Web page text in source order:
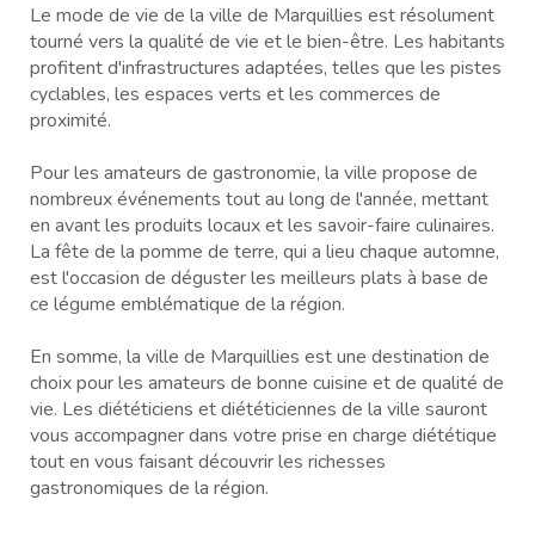
Le mode de vie de la ville de Marquillies est résolument
tourné vers la qualité de vie et le bien-être. Les habitants
profitent d'infrastructures adaptées, telles que les pistes
cyclables, les espaces verts et les commerces de
proximité.
Pour les amateurs de gastronomie, la ville propose de
nombreux événements tout au long de l'année, mettant
en avant les produits locaux et les savoir-faire culinaires.
La fête de la pomme de terre, qui a lieu chaque automne,
est l'occasion de déguster les meilleurs plats à base de
ce légume emblématique de la région.
En somme, la ville de Marquillies est une destination de
choix pour les amateurs de bonne cuisine et de qualité de
vie. Les diététiciens et diététiciennes de la ville sauront
vous accompagner dans votre prise en charge diététique
tout en vous faisant découvrir les richesses
gastronomiques de la région.